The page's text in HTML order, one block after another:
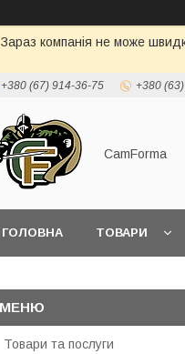
Зараз компанія не може
+380 (67) 914-36-75 +380
CamForma
ГОЛОВНА ТОВАРИ
Товари та послуги